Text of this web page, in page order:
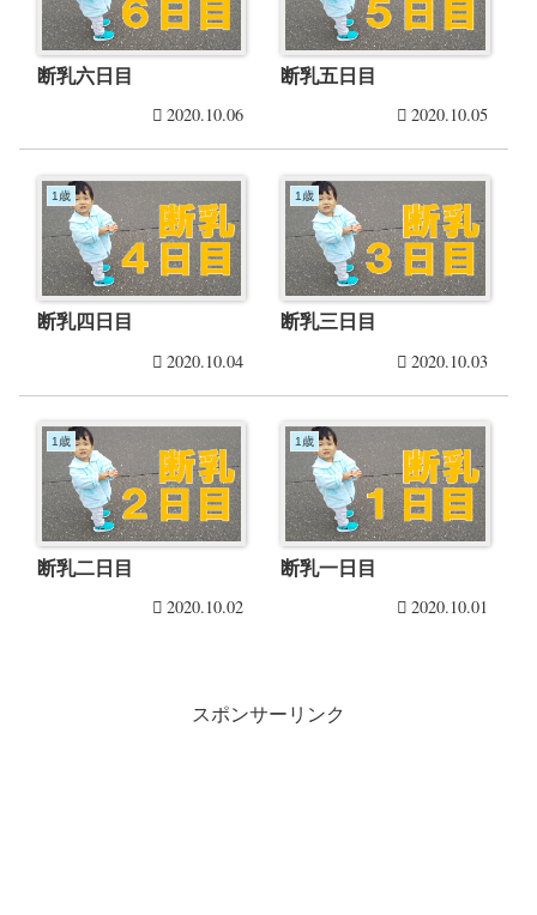
断乳六日目
2020.10.06
断乳五日目
2020.10.05
1歳
断乳四日目
2020.10.04
1歳
断乳三日目
2020.10.03
1歳
断乳二日目
2020.10.02
1歳
断乳一日目
2020.10.01
スポンサーリンク